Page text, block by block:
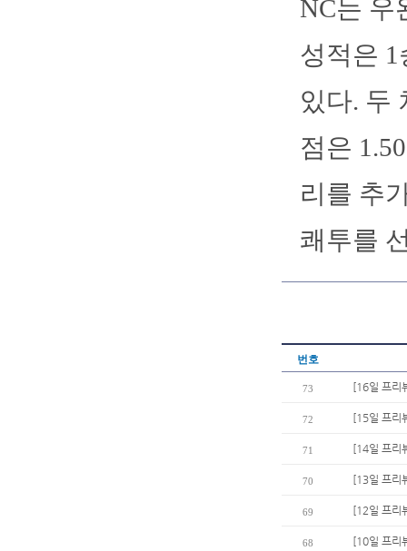
NC는 우
성적은 1
있다. 두
점은
리를 추
쾌투를
번호
73 [16일 프리
72 [15일 프리
71 [14일 프리
70 [13일 프리
69 [12일 프리
68 [10일 프리